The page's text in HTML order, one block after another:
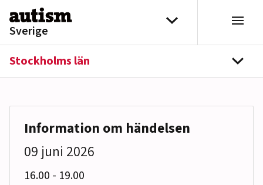
Hoppa till innehåll
Sverige
Välj distrikt
Stockholms län
Information om händelsen
09 juni 2026
16.00 till
- 19.00